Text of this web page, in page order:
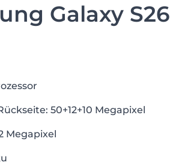
Galaxy S26
50+12+10 Megapixel
Megapixel